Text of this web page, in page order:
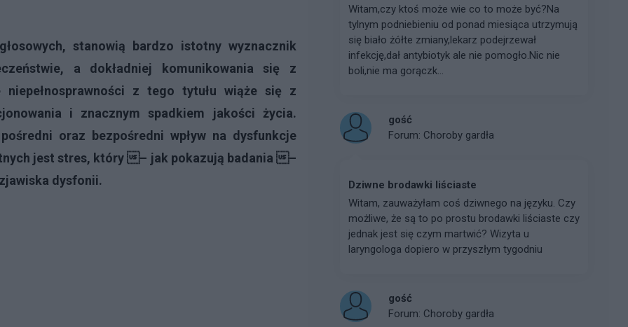
stanowią bardzo istotny wyznacznik
a dokładniej komunikowania się z
niepełnosprawności z tego tytułu wiąże się z
i znacznym spadkiem jakości życia.
oraz bezpośredni wpływ na dysfunkcje
jest stres, który – jak pokazują badania –
dysfonii.
Witam,czy ktoś może wie co to może być?Na
tylnym podniebieniu od ponad miesiąca utrzymują
się biało żółte zmiany,lekarz podejrzewał
infekcję,dał antybiotyk ale nie pomogło.Nic nie
boli,nie ma gorączk...
gość
Forum: Choroby gardła
Dziwne brodawki liściaste
Witam, zauważyłam coś dziwnego na języku. Czy
możliwe, że są to po prostu brodawki liściaste czy
jednak jest się czym martwić? Wizyta u
laryngologa dopiero w przyszłym tygodniu
gość
Forum: Choroby gardła